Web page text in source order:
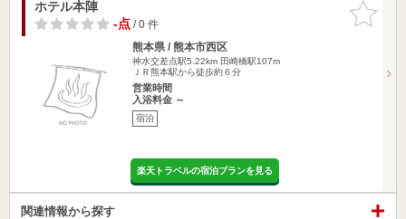
お気に入
りに追加
ホテル本陣
-点/ 0 件
熊本県 / 熊本市西区
神水交差点駅5.22km 田崎橋駅107m
ＪＲ熊本駅から徒歩約６分
営業時間
入浴料金 ～
宿泊
楽天トラベルの宿泊プランを見る
関連情報から探す